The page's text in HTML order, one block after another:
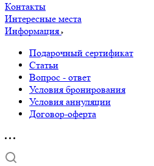
Контакты
Интересные места
Информация
Подарочный сертификат
Статьи
Вопрос - ответ
Условия бронирования
Условия аннуляции
Договор-оферта